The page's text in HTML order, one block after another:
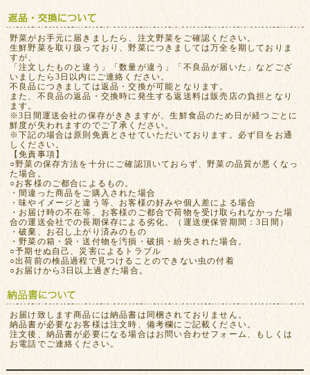
野菜がお手元に届きましたら、注文野菜をご確認ください。
生鮮野菜を取り扱っており、野菜につきましては万全を期しておりま
すが、
「注文したものと違う」「数量が違う」「不良品が届いた」などござ
いましたら3日以内にご連絡ください。
不良品につきましては返品・交換が可能となります。
また、不良品の返品・交換時に発生する返送料は販売店の負担となり
ます。
※3日間運送会社の保存がききますが、生鮮食品のため日が経つごとに
鮮度が失われますのでご了承ください。
※下記の場合は原則免責とさせていただいております。必ず目をお通
しください。
【免責事項】
○野菜の保存方法を十分にご確認頂いておらず、野菜の品質が悪くなっ
た場合。
○お客様のご都合によるもの。
・間違った商品をご購入された場合
・味やイメージと違う等、お客様の好みや個人差による場合
・お届け時の不在等、お客様のご都合で荷物を受け取られなかった場
合の運送会社での長期保存による劣化。（運送便保管期間：3日間）
・破棄、お召し上がり済みのもの
・野菜の箱・袋・送付物を汚損・破損・紛失された場合。
○予期せぬ自己、災害によるトラブル
○出荷前の検品過程で見つけることのできない虫の付着
○お届けから3日以上過ぎた場合。
お届け致します商品には納品書は同梱されておりません。
納品書が必要なお客様は注文時、備考欄にご記載ください。
注文後、納品書が必要になる場合はお問い合わせフォーム、もしくは
お電話でご連絡ください。